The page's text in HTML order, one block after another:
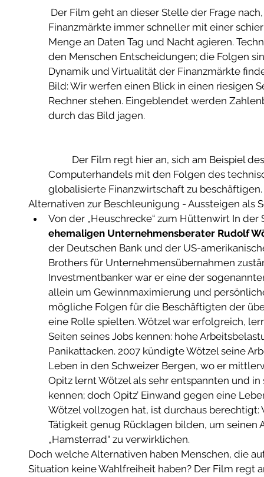
Finanzmärkte immer schneller mit einer
Menge an Daten Tag und Nacht agieren.
den Menschen Entscheidungen; die Folgen
Dynamik und Virtualität der Finanzmärkte
Bild: Wir werfen einen Blick in einen riesigen
Rechner stehen. Eingeblendet werden
durch das Bild jagen.
Computerhandels mit den Folgen des
globalisierte Finanzwirtschaft zu
Alternativen zur Beschleunigung - Aussteigen als
Von der „Heuschrecke“ zum Hüttenwirt In
ehemaligen Unternehmensberater Rudolf
der Deutschen Bank und der US-
Brothers für Unternehmensübernahmen
Investmentbanker war er eine der
allein um Gewinnmaximierung und
mögliche Folgen für die Beschäftigten der
eine Rolle spielten. Wötzel war erfolgreich,
Seiten seines Jobs kennen: hohe
Panikattacken. 2007 kündigte Wötzel seine
Leben in den Schweizer Bergen, wo er
Opitz lernt Wötzel als sehr entspannten und
kennen; doch Opitz’ Einwand gegen eine
Wötzel vollzogen hat, ist durchaus
Tätigkeit genug Rücklagen bilden, um seinen
„Hamsterrad“ zu verwirklichen.
Doch welche Alternativen haben Menschen, die
Situation keine Wahlfreiheit haben? Der Film regt